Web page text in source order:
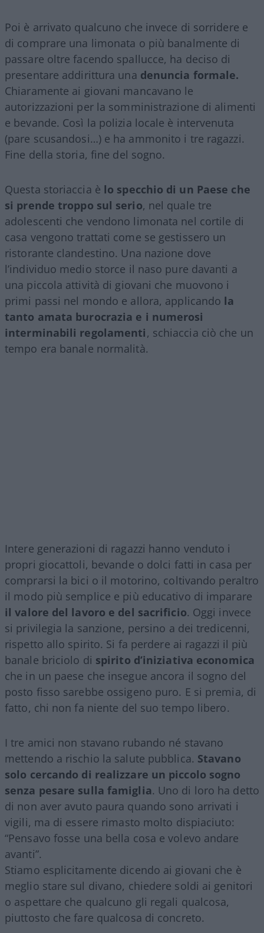
Poi è arrivato qualcuno che invece di sorridere e
di comprare una limonata o più banalmente di
passare oltre facendo spallucce, ha deciso di
presentare addirittura una denuncia formale.
Chiaramente ai giovani mancavano le
autorizzazioni per la somministrazione di alimenti
e bevande. Così la polizia locale è intervenuta
(pare scusandosi…) e ha ammonito i tre ragazzi.
Fine della storia, fine del sogno.
Questa storiaccia è lo specchio di un Paese che
si prende troppo sul serio, nel quale tre
adolescenti che vendono limonata nel cortile di
casa vengono trattati come se gestissero un
ristorante clandestino. Una nazione dove
l’individuo medio storce il naso pure davanti a
una piccola attività di giovani che muovono i
primi passi nel mondo e allora, applicando la
tanto amata burocrazia e i numerosi
interminabili regolamenti, schiaccia ciò che un
tempo era banale normalità.
Intere generazioni di ragazzi hanno venduto i
propri giocattoli, bevande o dolci fatti in casa per
comprarsi la bici o il motorino, coltivando peraltro
il modo più semplice e più educativo di imparare
il valore del lavoro e del sacrificio. Oggi invece
si privilegia la sanzione, persino a dei tredicenni,
rispetto allo spirito. Si fa perdere ai ragazzi il più
banale briciolo di spirito d’iniziativa economica
che in un paese che insegue ancora il sogno del
posto fisso sarebbe ossigeno puro. E si premia, di
fatto, chi non fa niente del suo tempo libero.
I tre amici non stavano rubando né stavano
mettendo a rischio la salute pubblica. Stavano
solo cercando di realizzare un piccolo sogno
senza pesare sulla famiglia. Uno di loro ha detto
di non aver avuto paura quando sono arrivati i
vigili, ma di essere rimasto molto dispiaciuto:
“Pensavo fosse una bella cosa e volevo andare
avanti”.
Stiamo esplicitamente dicendo ai giovani che è
meglio stare sul divano, chiedere soldi ai genitori
o aspettare che qualcuno gli regali qualcosa,
piuttosto che fare qualcosa di concreto.